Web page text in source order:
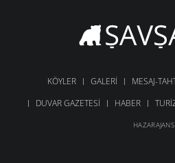
KÖYLER GALERI MESAJ-
DUVAR GAZETESI
HABER
HAZARAJANS